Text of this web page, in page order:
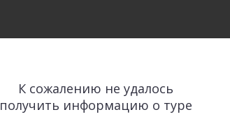
К сожалению не удалось
получить информацию о туре